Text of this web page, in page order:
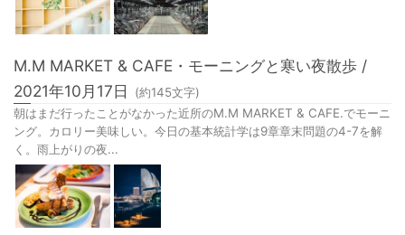
M.M MARKET & CAFE・モーニングと寒い夜散歩 /
2021年10月17日
(約145文字)
朝はまだ行ったことがなかった近所のM.M MARKET & CAFE.でモーニ
ング。カロリー美味しい。今日の基本統計学は9章章末問題の4-7を解
く。雨上がりの夜...